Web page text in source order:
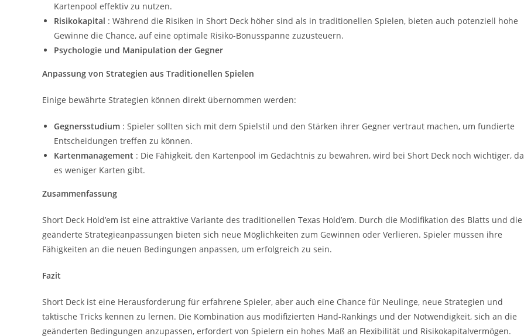
Kartenpool effektiv zu nutzen.
Risikokapital : Während die Risiken in Short Deck höher sind als in traditionellen Spielen, bieten auch potenziell hohe
Gewinne die Chance, auf eine optimale Risiko-Bonusspanne zuzusteuern.
Psychologie und Manipulation der Gegner
Anpassung von Strategien aus Traditionellen Spielen
Einige bewährte Strategien können direkt übernommen werden:
Gegnersstudium : Spieler sollten sich mit dem Spielstil und den Stärken ihrer Gegner vertraut machen, um fundierte
Entscheidungen treffen zu können.
Kartenmanagement : Die Fähigkeit, den Kartenpool im Gedächtnis zu bewahren, wird bei Short Deck noch wichtiger, da
es weniger Karten gibt.
Zusammenfassung
Short Deck Hold’em ist eine attraktive Variante des traditionellen Texas Hold’em. Durch die Modifikation des Blatts und die
geänderte Strategieanpassungen bieten sich neue Möglichkeiten zum Gewinnen oder Verlieren. Spieler müssen ihre
Fähigkeiten an die neuen Bedingungen anpassen, um erfolgreich zu sein.
Fazit
Short Deck ist eine Herausforderung für erfahrene Spieler, aber auch eine Chance für Neulinge, neue Strategien und
taktische Tricks kennen zu lernen. Die Kombination aus modifizierten Hand-Rankings und der Notwendigkeit, sich an die
geänderten Bedingungen anzupassen, erfordert von Spielern ein hohes Maß an Flexibilität und Risikokapitalvermögen.